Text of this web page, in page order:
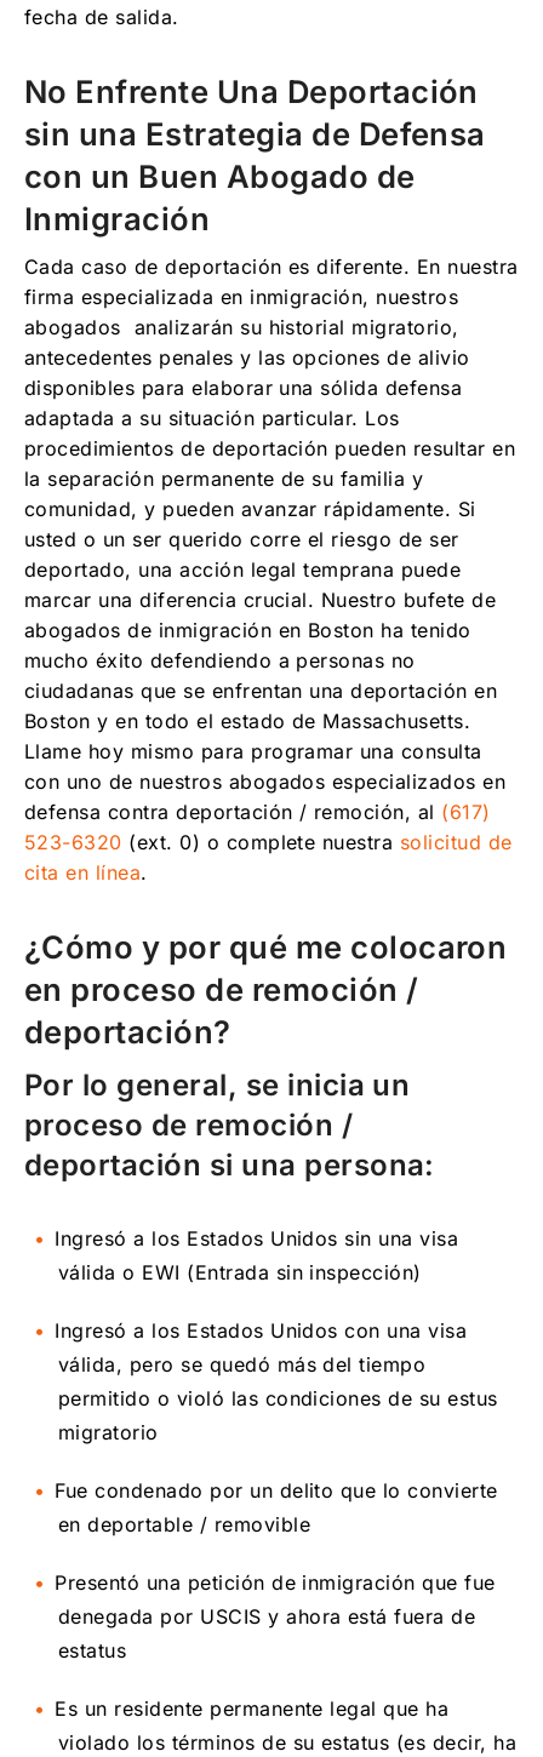
fecha de salida.
No Enfrente Una Deportación
sin una Estrategia de Defensa
con un Buen Abogado de
Inmigración
Cada caso de deportación es diferente. En nuestra
firma especializada en inmigración, nuestros
abogados analizarán su historial migratorio,
antecedentes penales y las opciones de alivio
disponibles para elaborar una sólida defensa
adaptada a su situación particular. Los
procedimientos de deportación pueden resultar en
la separación permanente de su familia y
comunidad, y pueden avanzar rápidamente. Si
usted o un ser querido corre el riesgo de ser
deportado, una acción legal temprana puede
marcar una diferencia crucial. Nuestro bufete de
abogados de inmigración en Boston ha tenido
mucho éxito defendiendo a personas no
ciudadanas que se enfrentan una deportación en
Boston y en todo el estado de Massachusetts.
Llame hoy mismo para programar una consulta
con uno de nuestros abogados especializados en
defensa contra deportación / remoción, al (617)
523-6320 (ext. 0) o complete nuestra solicitud de
cita en línea.
¿Cómo y por qué me colocaron
en proceso de remoción /
deportación?
Por lo general, se inicia un
proceso de remoción /
deportación si una persona:
Ingresó a los Estados Unidos sin una visa
válida o EWI (Entrada sin inspección)
Ingresó a los Estados Unidos con una visa
válida, pero se quedó más del tiempo
permitido o violó las condiciones de su estus
migratorio
Fue condenado por un delito que lo convierte
en deportable / removible
Presentó una petición de inmigración que fue
denegada por USCIS y ahora está fuera de
estatus
Es un residente permanente legal que ha
violado los términos de su estatus (es decir, ha